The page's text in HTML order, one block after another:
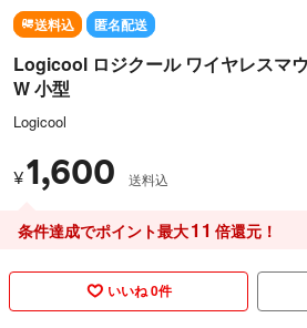
送料込 匿名配送
Logicool ロジクール ワイヤレスマ
W 小型
Logicool
¥1,600 送料込
条件達成でポイント最大11 倍還元！
いいね 0件